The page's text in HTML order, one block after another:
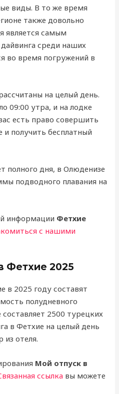
виды. В то же время
также довольно
является самым
среди наших
во время погружений в
на целый день.
09:00 утра, и на лодке
есть право совершить
получить бесплатный
полного дня, в Олюденизе
подводного плавания на
информации Фетхие
с нашими
Фетхие 2025
в 2025 году составят
полудневного
2500 турецких
в Фетхие на целый день
из отеля.
Мой отпуск в
ссылка вы можете